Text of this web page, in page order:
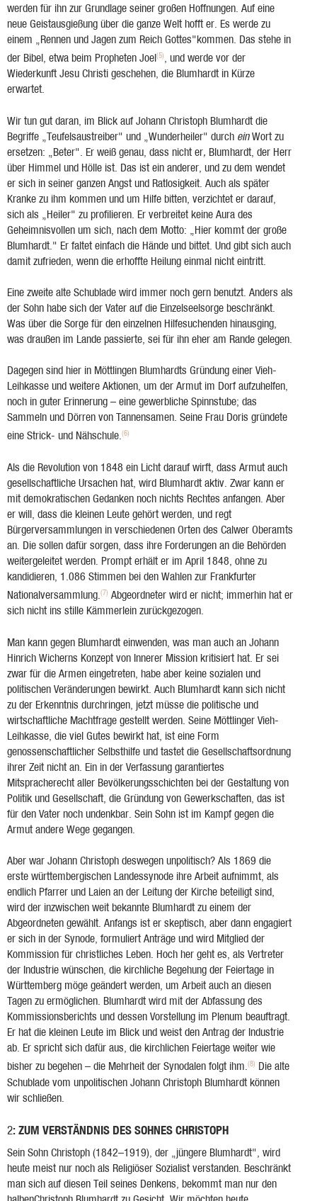
werden für ihn zur Grundlage seiner großen Hoffnungen. Auf eine
neue Geistausgießung über die ganze Welt hofft er. Es werde zu
einem „Rennen und Jagen zum Reich Gottes"kommen. Das stehe in
der Bibel, etwa beim Propheten Joel(5), und werde vor der
Wiederkunft Jesu Christi geschehen, die Blumhardt in Kürze
erwartet.
Wir tun gut daran, im Blick auf Johann Christoph Blumhardt die
Begriffe „Teufelsaustreiber" und „Wunderheiler" durch einWort zu
ersetzen: „Beter". Er weiß genau, dass nicht er, Blumhardt, der Herr
über Himmel und Hölle ist. Das ist ein anderer, und zu dem wendet
er sich in seiner ganzen Angst und Ratlosigkeit. Auch als später
Kranke zu ihm kommen und um Hilfe bitten, verzichtet er darauf,
sich als „Heiler" zu profilieren. Er verbreitet keine Aura des
Geheimnisvollen um sich, nach dem Motto: „Hier kommt der große
Blumhardt." Er faltet einfach die Hände und bittet. Und gibt sich auch
damit zufrieden, wenn die erhoffte Heilung einmal nicht eintritt.
Eine zweite alte Schublade wird immer noch gern benutzt. Anders als
der Sohn habe sich der Vater auf die Einzelseelsorge beschränkt.
Was über die Sorge für den einzelnen Hilfesuchenden hinausging,
was draußen im Lande passierte, sei für ihn eher am Rande gelegen.
Dagegen sind hier in Möttlingen Blumhardts Gründung einer Vieh-
Leihkasse und weitere Aktionen, um der Armut im Dorf aufzuhelfen,
noch in guter Erinnerung – eine gewerbliche Spinnstube; das
Sammeln und Dörren von Tannensamen. Seine Frau Doris gründete
eine Strick- und Nähschule.(6)
Als die Revolution von 1848 ein Licht darauf wirft, dass Armut auch
gesellschaftliche Ursachen hat, wird Blumhardt aktiv. Zwar kann er
mit demokratischen Gedanken noch nichts Rechtes anfangen. Aber
er will, dass die kleinen Leute gehört werden, und regt
Bürgerversammlungen in verschiedenen Orten des Calwer Oberamts
an. Die sollen dafür sorgen, dass ihre Forderungen an die Behörden
weitergeleitet werden. Prompt erhält er im April 1848, ohne zu
kandidieren, 1.086 Stimmen bei den Wahlen zur Frankfurter
Nationalversammlung.(7) Abgeordneter wird er nicht; immerhin hat er
sich nicht ins stille Kämmerlein zurückgezogen.
Man kann gegen Blumhardt einwenden, was man auch an Johann
Hinrich Wicherns Konzept von Innerer Mission kritisiert hat. Er sei
zwar für die Armen eingetreten, habe aber keine sozialen und
politischen Veränderungen bewirkt. Auch Blumhardt kann sich nicht
zu der Erkenntnis durchringen, jetzt müsse die politische und
wirtschaftliche Machtfrage gestellt werden. Seine Möttlinger Vieh-
Leihkasse, die viel Gutes bewirkt hat, ist eine Form
genossenschaftlicher Selbsthilfe und tastet die Gesellschaftsordnung
ihrer Zeit nicht an. Ein in der Verfassung garantiertes
Mitspracherecht aller Bevölkerungsschichten bei der Gestaltung von
Politik und Gesellschaft, die Gründung von Gewerkschaften, das ist
für den Vater noch undenkbar. Sein Sohn ist im Kampf gegen die
Armut andere Wege gegangen.
Aber war Johann Christoph deswegen unpolitisch? Als 1869 die
erste württembergischen Landessynode ihre Arbeit aufnimmt, als
endlich Pfarrer und Laien an der Leitung der Kirche beteiligt sind,
wird der inzwischen weit bekannte Blumhardt zu einem der
Abgeordneten gewählt. Anfangs ist er skeptisch, aber dann engagiert
er sich in der Synode, formuliert Anträge und wird Mitglied der
Kommission für christliches Leben. Hoch her geht es, als Vertreter
der Industrie wünschen, die kirchliche Begehung der Feiertage in
Württemberg möge geändert werden, um Arbeit auch an diesen
Tagen zu ermöglichen. Blumhardt wird mit der Abfassung des
Kommissionsberichts und dessen Vorstellung im Plenum beauftragt.
Er hat die kleinen Leute im Blick und weist den Antrag der Industrie
ab. Er spricht sich dafür aus, die kirchlichen Feiertage weiter wie
bisher zu begehen – die Mehrheit der Synodalen folgt ihm.(8) Die alte
Schublade vom unpolitischen Johann Christoph Blumhardt können
wir schließen.
2: ZUM VERSTÄNDNIS DES SOHNES CHRISTOPH
Sein Sohn Christoph (1842–1919), der „jüngere Blumhardt", wird
heute meist nur noch als Religiöser Sozialist verstanden. Beschränkt
man sich auf diesen Teil seines Denkens, bekommt man nur den